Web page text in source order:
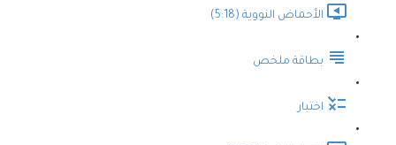
الأحماض النووية (5:18)
بطاقة ملخص
اختبار